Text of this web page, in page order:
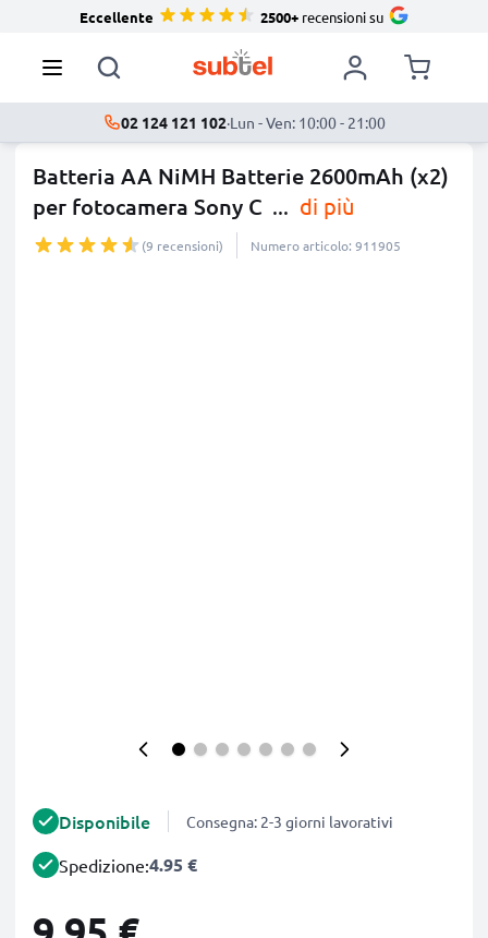
Eccellente 2500+recensioni su
02 124 121 102·Lun - Ven: 10:00 - 21:00
Batteria AA NiMH Batterie 2600mAh (x2)
per fotocamera Sony C ... di più
(9 recensioni) Numero articolo: 911905
Disponibile Consegna: 2-3 giorni lavorativi
Spedizione:4.95 €